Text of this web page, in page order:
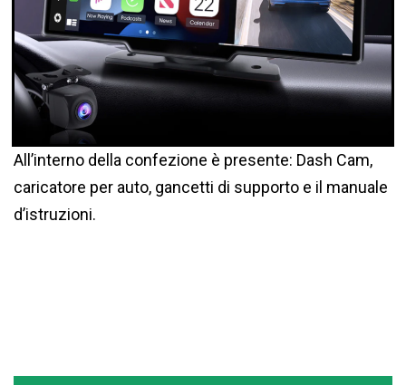
All’interno della confezione è presente: Dash Cam,
caricatore per auto, gancetti di supporto e il manuale
d’istruzioni.